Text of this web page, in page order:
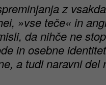
z
»vse teče« in
da nihče ne
in osebne
a tudi naravni del